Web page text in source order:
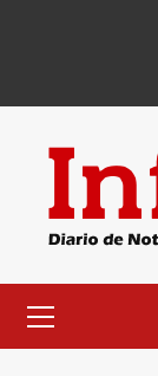
primario